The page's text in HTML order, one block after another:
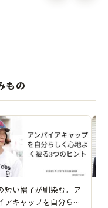
もの
短い帽子が馴染む。ア
アキャップを自分らし